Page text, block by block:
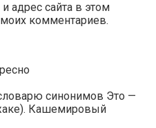
адрес сайта в этом
комментариев.
синонимов Это —
Кашемировый